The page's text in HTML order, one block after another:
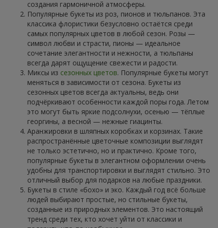
создания гармоничной атмосферы.
Популярные букеты из роз, пионов и тюльпанов. Эта
классика флористики безусловно остаётся среди
самых популярных цветов в любой сезон. Розы —
символ любви и страсти, пионы — идеальное
сочетание элегантности и нежности, а тюльпаны
всегда дарят ощущение свежести и радости.
Миксы из сезонных цветов. Популярные букеты могут
меняться в зависимости от сезона. Букеты из
сезонных цветов всегда актуальны, ведь они
подчёркивают особенности каждой поры года. Летом
это могут быть яркие подсолнухи, осенью — тёплые
георгины, а весной — нежные гиацинты.
Аранжировки в шляпных коробках и корзинах. Такие
распространённые цветочные композиции выглядят
не только эстетично, но и практично. Кроме того,
популярные букеты в элегантном оформлении очень
удобны для транспортировки и выглядят стильно. Это
отличный выбор для подарков на любые праздники.
Букеты в стиле «бохо» и эко. Каждый год всё больше
людей выбирают простые, но стильные букеты,
созданные из природных элементов. Это настоящий
тренд среди тех, кто хочет уйти от классики и